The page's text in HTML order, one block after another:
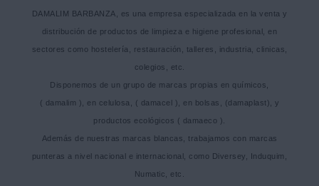
DAMALIM BARBANZA, es una empresa especializada en la venta y
distribución de productos de limpieza e higiene profesional, en
sectores como hostelería, restauración, talleres, industria, clinicas,
colegios, etc.
Disponemos de un grupo de marcas propias en químicos,
( damalim ), en celulosa, ( damacel ), en bolsas, (damaplast), y
productos ecológicos ( damaeco ).
Además de nuestras marcas blancas, trabajamos con marcas
punteras a nivel nacional e internacional, como Diversey, Induquim,
Numatic, etc.